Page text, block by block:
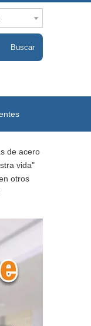
Buscar
de acero
vida"
otros